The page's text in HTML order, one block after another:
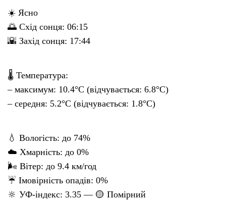
☀️ Ясно
🌅 Схід сонця: 06:15
🌇 Захід сонця: 17:44
🌡 Температура:
– максимум: 10.4°C (відчувається: 6.8°C)
– середня: 5.2°C (відчувається: 1.8°C)
💧 Вологість: до 74%
☁️ Хмарність: до 0%
🌬 Вітер: до 9.4 км/год
☔ Імовірність опадів: 0%
🔆 УФ-індекс: 3.35 — 🟡 Помірний